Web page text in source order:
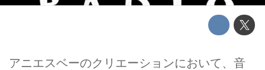
アニエスベーのクリエーションにおいて、音